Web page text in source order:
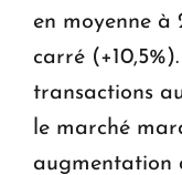
en moyenne
carré
transactions
le marché
augmentation